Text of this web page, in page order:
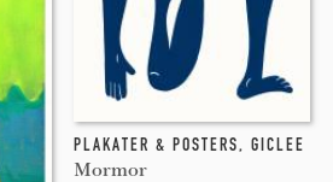
PLAKATER & POSTERS, GICLEE
Mormor